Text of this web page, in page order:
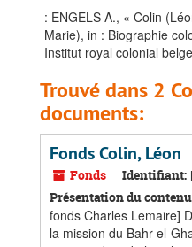
: ENGELS A., « Colin
Marie), in : Biographie
Institut royal colonial
Trouvé dans 2
documents:
Fonds Colin, Léon
Fonds Identifiant:
Présentation du contenu
fonds Charles Lemaire]
la mission du Bahr-el-